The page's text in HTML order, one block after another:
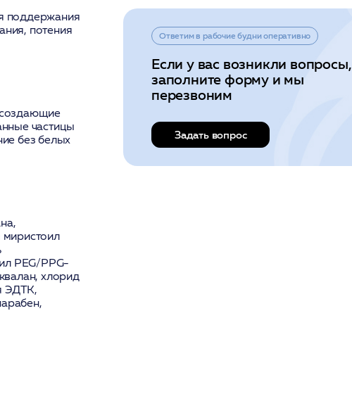
поддержания
потения
частицы
без белых
миристоил
PEG/PPG-
хлорид
ЭДТК,
Ответим в рабочие будни оперативно
Если у вас возникли вопросы,
заполните форму и мы
перезвоним
Задать вопрос